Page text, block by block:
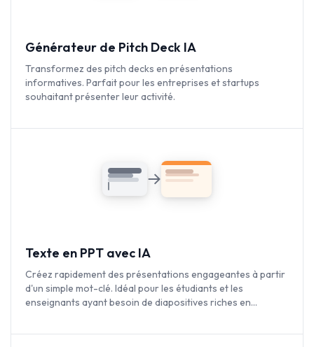
Générateur de Pitch Deck IA
Transformez des pitch decks en présentations
informatives. Parfait pour les entreprises et startups
souhaitant présenter leur activité.
Texte en PPT avec IA
Créez rapidement des présentations engageantes à partir
d'un simple mot-clé. Idéal pour les étudiants et les
enseignants ayant besoin de diapositives riches en